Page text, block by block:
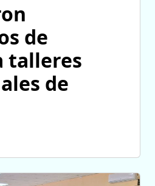
de
talleres
de